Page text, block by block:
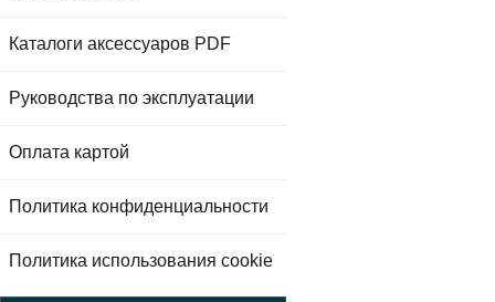
Каталоги аксессуаров PDF
Руководства по эксплуатации
Оплата картой
Политика конфиденциальности
Политика использования cookie